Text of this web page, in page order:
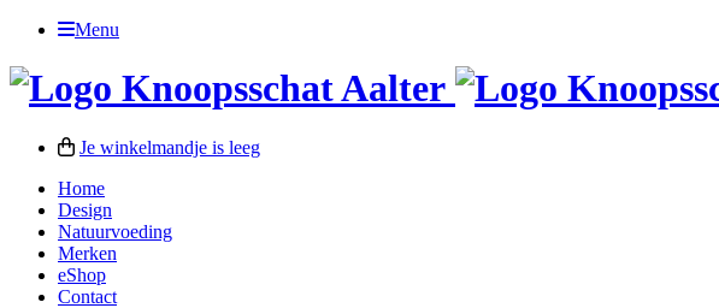
Menu
Je winkelmandje is leeg
Home
Design
Natuurvoeding
Merken
eShop
Contact